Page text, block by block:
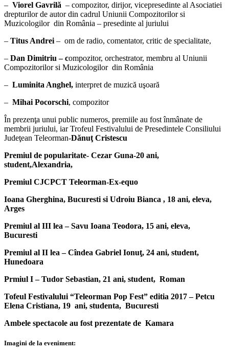
– Viorel Gavrilă – compozitor, dirijor, vicepresedinte al Asociatiei
drepturilor de autor din cadrul Uniunii Compozitorilor si
Muzicologilor din România – presedinte al juriului
– Titus Andrei – om de radio, comentator, critic de specialitate,
– Dan Dimitriu – compozitor, orchestrator, membru al Uniunii
Compozitorilor si Muzicologilor din România
– Luminita Anghel, interpret de muzică uşoară
– Mihai Pocorschi, compozitor
În prezenţa unui public numeros, premiile au fost înmânate de
membrii juriului, iar Trofeul Festivalului de Presedintele Consiliului
Judeţean Teleorman-Dănuţ Cristescu
Premiul de popularitate- Cezar Guna-20 ani,
student,Alexandria,
Premiul CJCPCT Teleorman-Ex-equo
Ioana Gherghina, Bucuresti si Udroiu Bianca , 18 ani, eleva,
Arges
Premiul al III lea – Savu Ioana Teodora, 15 ani, eleva,
Bucuresti
Premiul al II lea – Cîndea Gabriel Ionuţ, 24 ani, student,
Hunedoara
Prmiul I – Tudor Sebastian, 21 ani, student, Roman
Tofeul Festivalului “Teleorman Pop Fest” editia 2017 – Petcu
Elena Cristiana, 19 ani, studenta, Bucuresti
Ambele spectacole au fost prezentate de Kamara
Imagini de la eveniment: